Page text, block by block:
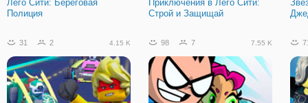
Лего Сити: Береговая
Полиция
Приключения в Лего Сити:
Строй и Защищай
31 2 4.15 K 98 7 7.55 K